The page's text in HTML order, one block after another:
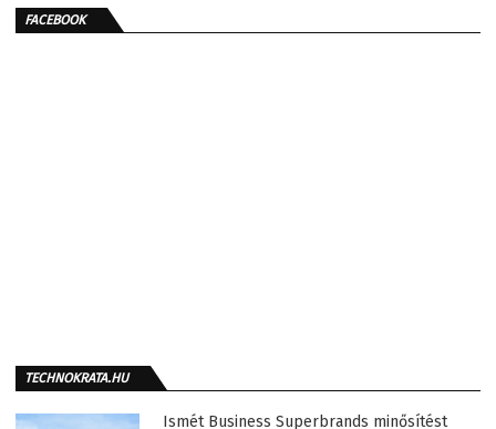
FACEBOOK
TECHNOKRATA.HU
Ismét Business Superbrands minősítést